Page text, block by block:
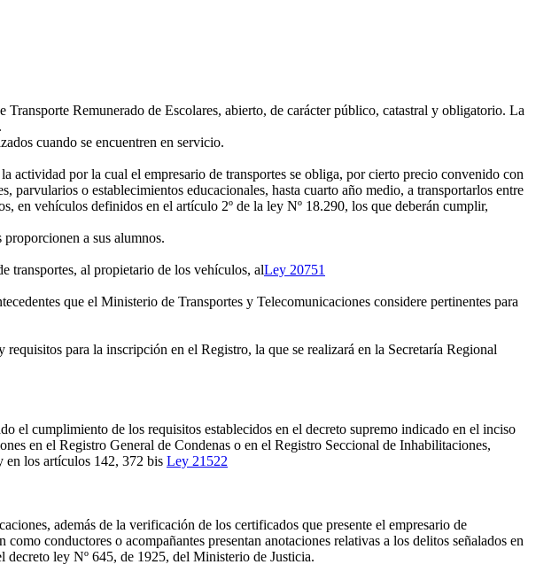
Remunerado de Escolares, abierto, de carácter público, catastral y obligatorio. La
cuando se encuentren en servicio.
actividad por la cual el empresario de transportes se obliga, por cierto precio convenido con
parvularios o establecimientos educacionales, hasta cuarto año medio, a transportarlos entre
en vehículos definidos en el artículo 2º de la ley Nº 18.290, los que deberán cumplir,
a sus alumnos.
transportes, al propietario de los vehículos, alLey 20751
que el Ministerio de Transportes y Telecomunicaciones considere pertinentes para
para la inscripción en el Registro, la que se realizará en la Secretaría Regional
el cumplimiento de los requisitos establecidos en el decreto supremo indicado en el inciso
en el Registro General de Condenas o en el Registro Seccional de Inhabilitaciones,
en los artículos 142, 372 bis Ley 21522
además de la verificación de los certificados que presente el empresario de
conductores o acompañantes presentan anotaciones relativas a los delitos señalados en
decreto ley Nº 645, de 1925, del Ministerio de Justicia.